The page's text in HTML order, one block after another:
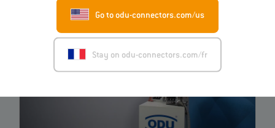
Go to odu-connectors.com/us
Stay on odu-connectors.com/fr